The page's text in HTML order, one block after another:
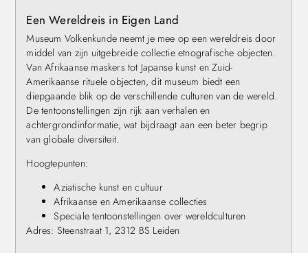
Een Wereldreis in Eigen Land
Museum Volkenkunde neemt je mee op een wereldreis door
middel van zijn uitgebreide collectie etnografische objecten.
Van Afrikaanse maskers tot Japanse kunst en Zuid-
Amerikaanse rituele objecten, dit museum biedt een
diepgaande blik op de verschillende culturen van de wereld.
De tentoonstellingen zijn rijk aan verhalen en
achtergrondinformatie, wat bijdraagt aan een beter begrip
van globale diversiteit.
Hoogtepunten:
Aziatische kunst en cultuur
Afrikaanse en Amerikaanse collecties
Speciale tentoonstellingen over wereldculturen
Adres: Steenstraat 1, 2312 BS Leiden